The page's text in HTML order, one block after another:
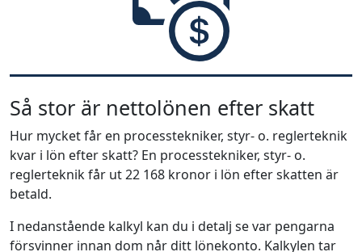
Så stor är nettolönen efter skatt
Hur mycket får en processtekniker, styr- o. reglerteknik
kvar i lön efter skatt? En processtekniker, styr- o.
reglerteknik får ut 22 168 kronor i lön efter skatten är
betald.
I nedanstående kalkyl kan du i detalj se var pengarna
försvinner innan dom når ditt lönekonto. Kalkylen tar